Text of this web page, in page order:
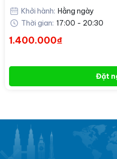
Khởi hành: Hằng ngày
Thời gian: 17:00 - 20:30
1.400.000₫
Đặt